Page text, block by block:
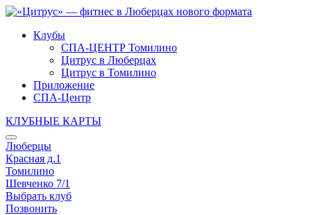
Клубы
СПА-ЦЕНТР Томилино
Цитрус в Люберцах
Цитрус в Томилино
Приложение
СПА-Центр
КЛУБНЫЕ КАРТЫ
Люберцы
Красная д.1
Томилино
Шевченко 7/1
Выбрать клуб
Позвонить